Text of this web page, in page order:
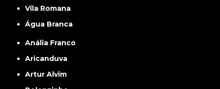
Vila Romana
Água Branca
Anália Franco
Aricanduva
Artur Alvim